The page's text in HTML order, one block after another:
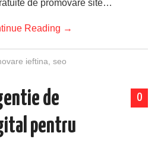
de promovare site…
Reading →
ieftina seo
0
de
pentru